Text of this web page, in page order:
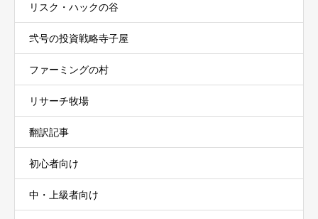
リスク・ハックの谷
弐号の投資戦略寺子屋
ファーミングの村
リサーチ牧場
翻訳記事
初心者向け
中・上級者向け